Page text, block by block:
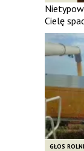
Cielę
GŁOS